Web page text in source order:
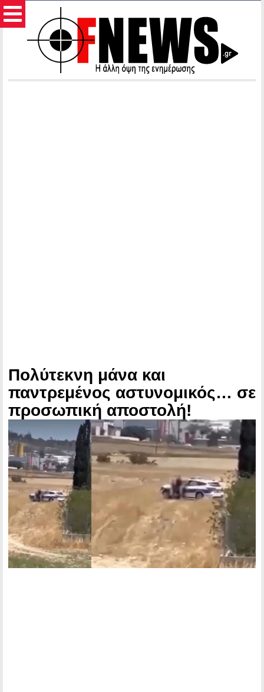
Πολύτεκνη μάνα και
παντρεμένος αστυνομικός… σε
προσωπική αποστολή!